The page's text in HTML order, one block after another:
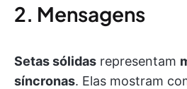
2. Mensagens
Setas sólidas representam
síncronas. Elas mostram